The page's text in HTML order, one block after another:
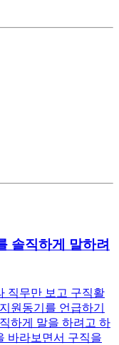
솔직하게 말하려
직무만 보고 구직활
원동기를 언급하기
하게 말을 하려고 하
바라보면서 구직을